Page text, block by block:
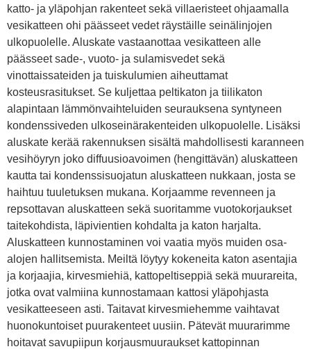
katto- ja yläpohjan rakenteet sekä villaeristeet ohjaamalla
vesikatteen ohi päässeet vedet räystäille seinälinjojen
ulkopuolelle. Aluskate vastaanottaa vesikatteen alle
päässeet sade-, vuoto- ja sulamisvedet sekä
vinottaissateiden ja tuiskulumien aiheuttamat
kosteusrasitukset. Se kuljettaa peltikaton ja tiilikaton
alapintaan lämmönvaihteluiden seurauksena syntyneen
kondenssiveden ulkoseinärakenteiden ulkopuolelle. Lisäksi
aluskate kerää rakennuksen sisältä mahdollisesti karanneen
vesihöyryn joko diffuusioavoimen (hengittävän) aluskatteen
kautta tai kondenssisuojatun aluskatteen nukkaan, josta se
haihtuu tuuletuksen mukana. Korjaamme revenneen ja
repsottavan aluskatteen sekä suoritamme vuotokorjaukset
taitekohdista, läpivientien kohdalta ja katon harjalta.
Aluskatteen kunnostaminen voi vaatia myös muiden osa-
alojen hallitsemista. Meiltä löytyy kokeneita katon asentajia
ja korjaajia, kirvesmiehiä, kattopeltiseppiä sekä muurareita,
jotka ovat valmiina kunnostamaan kattosi yläpohjasta
vesikatteeseen asti. Taitavat kirvesmiehemme vaihtavat
huonokuntoiset puurakenteet uusiin. Pätevät muurarimme
hoitavat savupiipun korjausmuuraukset kattopinnan